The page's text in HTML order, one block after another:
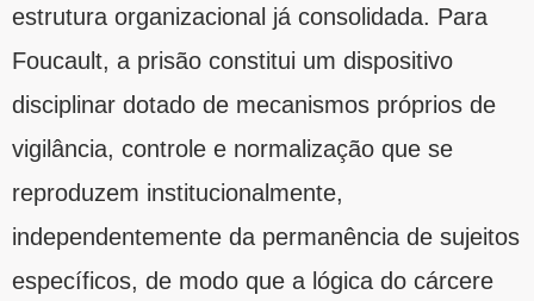
estrutura organizacional já consolidada. Para
Foucault, a prisão constitui um dispositivo
disciplinar dotado de mecanismos próprios de
vigilância, controle e normalização que se
reproduzem institucionalmente,
independentemente da permanência de sujeitos
específicos, de modo que a lógica do cárcere